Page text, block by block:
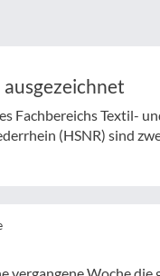
Fachbereichs Textil-
(HSNR) sind